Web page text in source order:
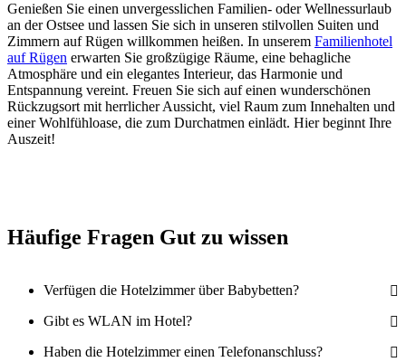
Genießen Sie einen unvergesslichen Familien- oder Wellnessurlaub
an der Ostsee und lassen Sie sich in unseren stilvollen Suiten und
Zimmern auf Rügen willkommen heißen. In unserem Familienhotel
auf Rügen erwarten Sie großzügige Räume, eine behagliche
Atmosphäre und ein elegantes Interieur, das Harmonie und
Entspannung vereint. Freuen Sie sich auf einen wunderschönen
Rückzugsort mit herrlicher Aussicht, viel Raum zum Innehalten und
einer Wohlfühloase, die zum Durchatmen einlädt. Hier beginnt Ihre
Auszeit!
Häufige Fragen Gut zu wissen
Verfügen die Hotelzimmer über Babybetten?
Gibt es WLAN im Hotel?
Haben die Hotelzimmer einen Telefonanschluss?